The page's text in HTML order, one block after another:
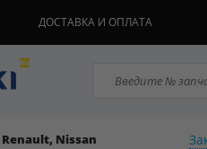
ДОСТАВКА И ОПЛАТА
Nissan